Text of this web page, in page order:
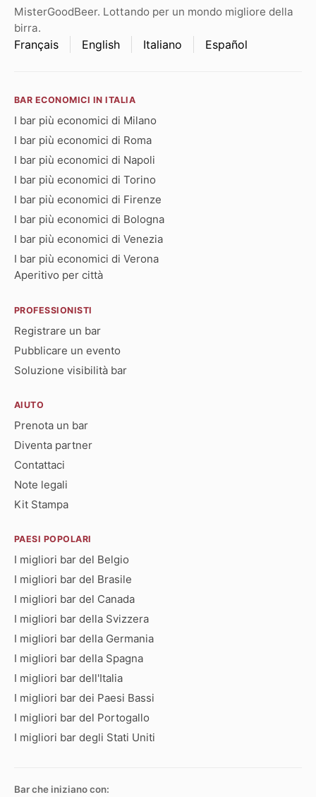
MisterGoodBeer. Lottando per un mondo migliore della
birra.
Français English Italiano Español
BAR ECONOMICI IN ITALIA
I bar più economici di Milano
I bar più economici di Roma
I bar più economici di Napoli
I bar più economici di Torino
I bar più economici di Firenze
I bar più economici di Bologna
I bar più economici di Venezia
I bar più economici di Verona
Aperitivo per città
PROFESSIONISTI
Registrare un bar
Pubblicare un evento
Soluzione visibilità bar
AIUTO
Prenota un bar
Diventa partner
Contattaci
Note legali
Kit Stampa
PAESI POPOLARI
I migliori bar del Belgio
I migliori bar del Brasile
I migliori bar del Canada
I migliori bar della Svizzera
I migliori bar della Germania
I migliori bar della Spagna
I migliori bar dell'Italia
I migliori bar dei Paesi Bassi
I migliori bar del Portogallo
I migliori bar degli Stati Uniti
Bar che iniziano con: